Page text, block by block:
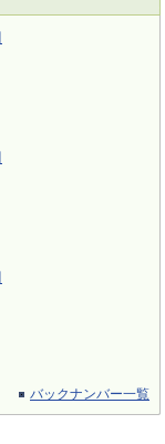
バックナンバー一覧